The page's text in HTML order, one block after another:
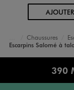
AJOUTER
Accueil
Femme
Chaussures
Escarpins Salomé à
390